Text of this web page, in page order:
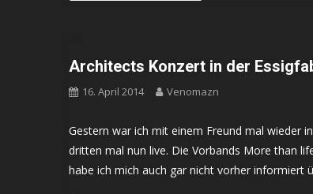
Architects Konzert in der
16. April 2014 Venomazn
Gestern war ich mit einem Freund mal wieder
dritten mal nun live. Die Vorbands More than
habe ich mich auch gar nicht vorher informiert